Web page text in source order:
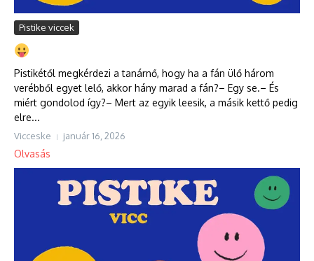
Pistike viccek
Pistikétől megkérdezi a tanárnő, hogy ha a fán ülő három
verébből egyet lelő, akkor hány marad a fán?– Egy se.– És
miért gondolod így?– Mert az egyik leesik, a másik kettő pedig
elre...
Vicceske január 16, 2026
Olvasás